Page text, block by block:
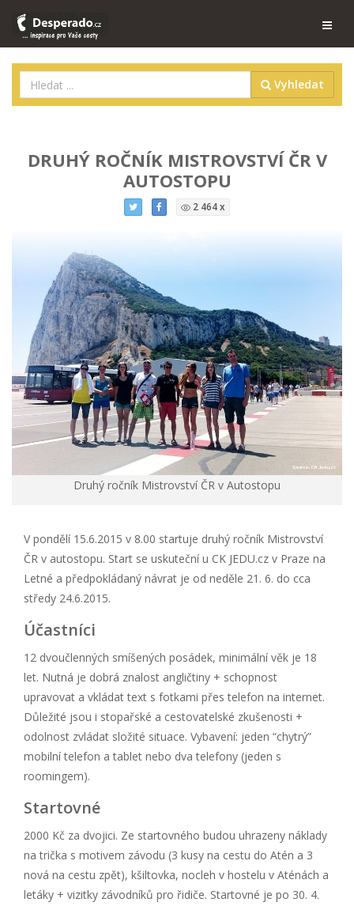
Vyhledat
DRUHÝ ROČNÍK MISTROVSTVÍ ČR V
AUTOSTOPU
2 464 x
Druhý ročník Mistrovství ČR v Autostopu
V pondělí 15.6.2015 v 8.00 startuje druhý ročník Mistrovství
ČR v autostopu. Start se uskuteční u CK JEDU.cz v Praze na
Letné a předpokládaný návrat je od neděle 21. 6. do cca
středy 24.6.2015.
Účastníci
12 dvoučlenných smíšených posádek, minimální věk je 18
let. Nutná je dobrá znalost angličtiny + schopnost
upravovat a vkládat text s fotkami přes telefon na internet.
Důležité jsou i stopařské a cestovatelské zkušenosti +
odolnost zvládat složité situace. Vybavení: jeden “chytrý”
mobilní telefon a tablet nebo dva telefony (jeden s
roomingem).
Startovné
2000 Kč za dvojici. Ze startovného budou uhrazeny náklady
na trička s motivem závodu (3 kusy na cestu do Atén a 3
nová na cestu zpět), kšiltovka, nocleh v hostelu v Aténách a
letáky + vizitky závodníků pro řidiče. Startovné je po 30. 4.